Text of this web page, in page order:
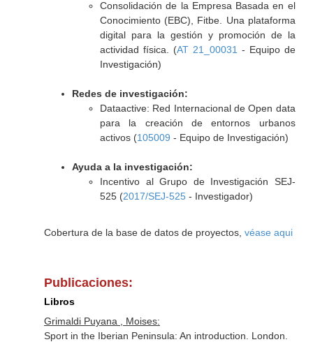
Consolidación de la Empresa Basada en el
Conocimiento (EBC), Fitbe. Una plataforma
digital para la gestión y promoción de la
actividad física. (AT 21_00031 - Equipo de
Investigación)
Redes de investigación:
Dataactive: Red Internacional de Open data
para la creación de entornos urbanos
activos (105009 - Equipo de Investigación)
Ayuda a la investigación:
Incentivo al Grupo de Investigación SEJ-
525 (2017/SEJ-525- Investigador)
Cobertura de la base de datos de proyectos, véase aqui
Publicaciones:
Libros
Grimaldi Puyana , Moises:
Sport in the Iberian Peninsula: An introduction. London.